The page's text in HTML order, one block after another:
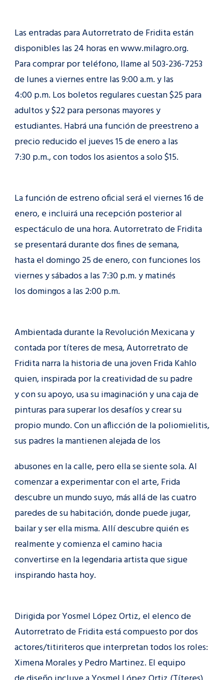
Las entradas para Autorretrato de Fridita están
disponibles las 24 horas en www.milagro.org.
Para comprar por teléfono, llame al 503-236-7253
de lunes a viernes entre las 9:00 a.m. y las
4:00 p.m. Los boletos regulares cuestan $25 para
adultos y $22 para personas mayores y
estudiantes. Habrá una función de preestreno a
precio reducido el jueves 15 de enero a las
7:30 p.m., con todos los asientos a solo $15.
La función de estreno oficial será el viernes 16 de
enero, e incluirá una recepción posterior al
espectáculo de una hora. Autorretrato de Fridita
se presentará durante dos fines de semana,
hasta el domingo 25 de enero, con funciones los
viernes y sábados a las 7:30 p.m. y matinés
los domingos a las 2:00 p.m.
Ambientada durante la Revolución Mexicana y
contada por títeres de mesa, Autorretrato de
Fridita narra la historia de una joven Frida Kahlo
quien, inspirada por la creatividad de su padre
y con su apoyo, usa su imaginación y una caja de
pinturas para superar los desafíos y crear su
propio mundo. Con un aflicción de la poliomielitis,
sus padres la mantienen alejada de los
abusones en la calle, pero ella se siente sola. Al
comenzar a experimentar con el arte, Frida
descubre un mundo suyo, más allá de las cuatro
paredes de su habitación, donde puede jugar,
bailar y ser ella misma. Allí descubre quién es
realmente y comienza el camino hacia
convertirse en la legendaria artista que sigue
inspirando hasta hoy.
Dirigida por Yosmel López Ortiz, el elenco de
Autorretrato de Fridita está compuesto por dos
actores/titiriteros que interpretan todos los roles:
Ximena Morales y Pedro Martinez. El equipo